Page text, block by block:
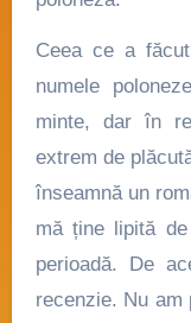
Ceea ce a
numele
minte, dar în
extrem de
înseamnă un
mă ține lipită
perioadă. De
recenzie. Nu am